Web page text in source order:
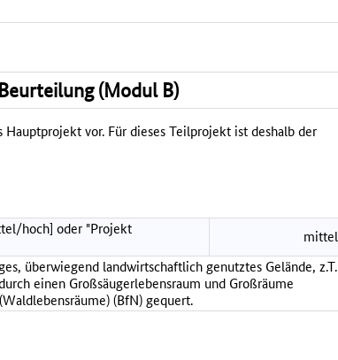
(Modul B)
vor. Für dieses Teilprojekt ist deshalb der
hoch] oder "Projekt
mittel
überwiegend landwirtschaftlich genutztes Gelände, z.T.
einen Großsäugerlebensraum und Großräume
(BfN) gequert.